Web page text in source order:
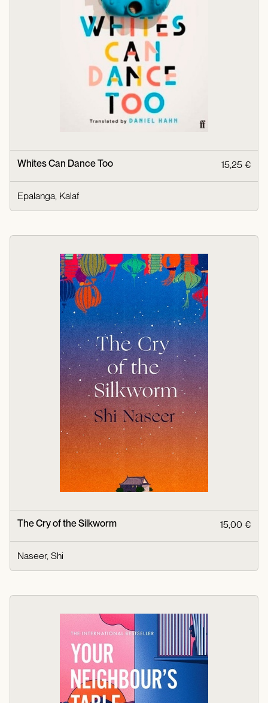
Whites Can Dance Too 15,25 €
Epalanga, Kalaf
The Cry of the Silkworm 15,00 €
Naseer, Shi